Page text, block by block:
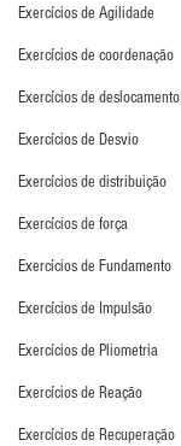
Exercícios de Agilidade
Exercícios de coordenação
Exercícios de deslocamento
Exercícios de Desvio
Exercícios de distribuição
Exercícios de força
Exercícios de Fundamento
Exercícios de Impulsão
Exercícios de Pliometria
Exercícios de Reação
Exercícios de Recuperação